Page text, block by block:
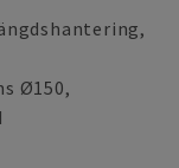
Ø150,